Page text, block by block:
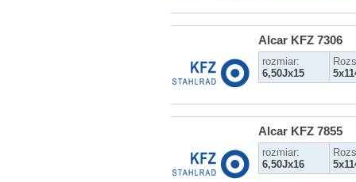
Alcar KFZ 7306
rozmiar:
6,50Jx15
Alcar KFZ 7855
rozmiar:
6,50Jx16